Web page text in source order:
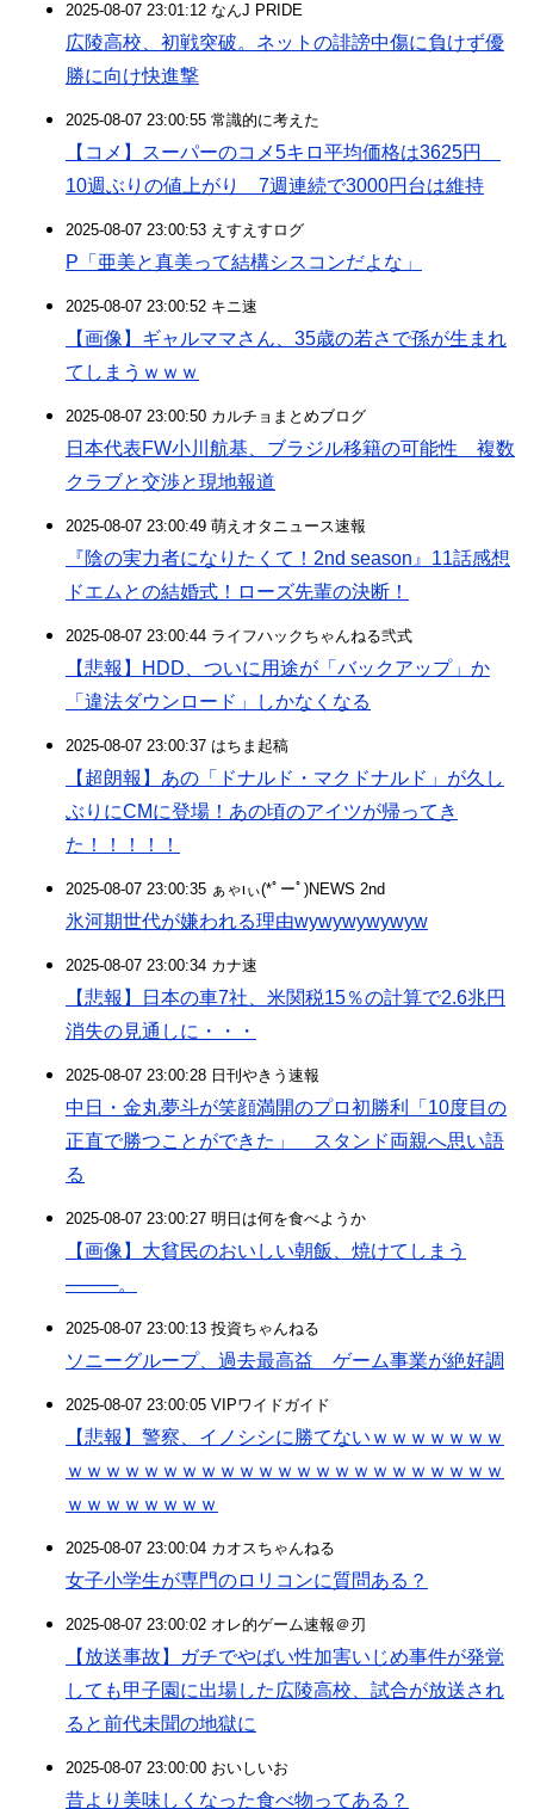
2025-08-07 23:01:12 なんJ PRIDE
広陵高校、初戦突破。ネットの誹謗中傷に負けず優
勝に向け快進撃
2025-08-07 23:00:55 常識的に考えた
【コメ】スーパーのコメ5キロ平均価格は3625円
10週ぶりの値上がり 7週連続で3000円台は維持
2025-08-07 23:00:53 えすえすログ
P「亜美と真美って結構シスコンだよな」
2025-08-07 23:00:52 キニ速
【画像】ギャルママさん、35歳の若さで孫が生まれ
てしまうｗｗｗ
2025-08-07 23:00:50 カルチョまとめブログ
日本代表FW小川航基、ブラジル移籍の可能性 複数
クラブと交渉と現地報道
2025-08-07 23:00:49 萌えオタニュース速報
『陰の実力者になりたくて！2nd season』11話感想
ドエムとの結婚式！ローズ先輩の決断！
2025-08-07 23:00:44 ライフハックちゃんねる弐式
【悲報】HDD、ついに用途が「バックアップ」か
「違法ダウンロード」しかなくなる
2025-08-07 23:00:37 はちま起稿
【超朗報】あの「ドナルド・マクドナルド」が久し
ぶりにCMに登場！あの頃のアイツが帰ってき
た！！！！！
2025-08-07 23:00:35 ぁゃιぃ(*ﾟーﾟ)NEWS 2nd
氷河期世代が嫌われる理由wywywywywyw
2025-08-07 23:00:34 カナ速
【悲報】日本の車7社、米関税15％の計算で2.6兆円
消失の見通しに・・・
2025-08-07 23:00:28 日刊やきう速報
中日・金丸夢斗が笑顔満開のプロ初勝利「10度目の
正直で勝つことができた」 スタンド両親へ思い語
る
2025-08-07 23:00:27 明日は何を食べようか
【画像】大貧民のおいしい朝飯、焼けてしまう
────。
2025-08-07 23:00:13 投資ちゃんねる
ソニーグループ、過去最高益 ゲーム事業が絶好調
2025-08-07 23:00:05 VIPワイドガイド
【悲報】警察、イノシシに勝てないｗｗｗｗｗｗｗ
ｗｗｗｗｗｗｗｗｗｗｗｗｗｗｗｗｗｗｗｗｗｗｗ
ｗｗｗｗｗｗｗｗ
2025-08-07 23:00:04 カオスちゃんねる
女子小学生が専門のロリコンに質問ある？
2025-08-07 23:00:02 オレ的ゲーム速報＠刃
【放送事故】ガチでやばい性加害いじめ事件が発覚
しても甲子園に出場した広陵高校、試合が放送され
ると前代未聞の地獄に
2025-08-07 23:00:00 おいしいお
昔より美味しくなった食べ物ってある？